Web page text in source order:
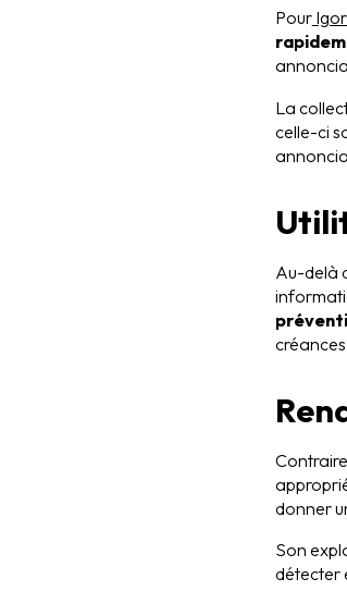
PourIgor
La
celle-ci
Au-delà
donner
Son
détecter